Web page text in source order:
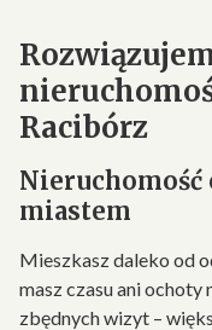
Racibórz
Nieruchomość
miastem
Mieszkasz daleko od
masz czasu ani ochoty
zbędnych wizyt –